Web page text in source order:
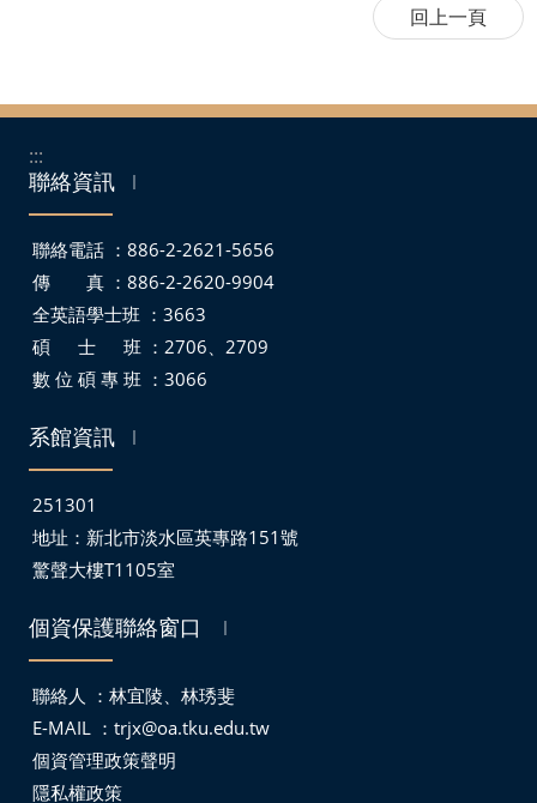
:::
聯絡資訊 ｜
聯絡電話 ：886-2-2621-5656
傳 真 ：886-2-2620-9904
全英語學士班 ：3663
碩 士 班 ：2706、2709
數 位 碩 專 班 ：3066
系館資訊 ｜
251301
地址： 新北市淡水區英專路151號
驚聲大樓T1105室
個資保護聯絡窗口 ｜
聯絡人 ：林宜陵、林琇斐
E-MAIL ： trjx@oa.tku.edu.tw
個資管理政策聲明
隱私權政策